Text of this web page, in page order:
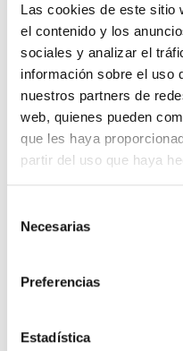
Las cookies de este sitio
el contenido y los
sociales y analizar el
información sobre el uso
nuestros partners de
web, quienes pueden
que les haya
partir del uso que haya
Necesarias
Preferencias
Estadística
Debido a las
desgraciadamente
discapacidad para
lamenta profundamente
estas personas sufran
de los Centros
que pese que unos y
función, son
origen. Una
los CEE:integrar
de personas del
Compartir en: